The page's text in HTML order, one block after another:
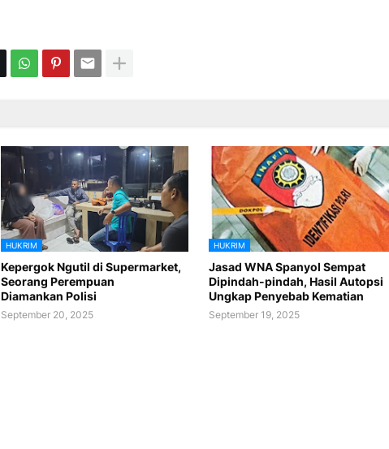
HUKRIM
Kepergok Ngutil di Supermarket,
Seorang Perempuan
Diamankan Polisi
September 20, 2025
HUKRIM
Jasad WNA Spanyol Sempat
Dipindah-pindah, Hasil Autopsi
Ungkap Penyebab Kematian
September 19, 2025